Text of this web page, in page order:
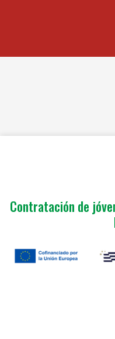
Contratación de